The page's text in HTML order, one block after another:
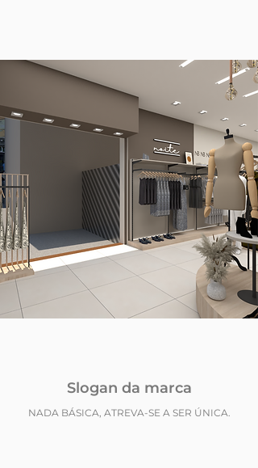
Slogan da marca
NADA BÁSICA, ATREVA-SE A SER ÚNICA.